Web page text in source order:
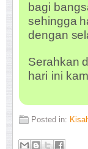
bagi
sehingga
dengan
Serahkan
hari ini
Posted in: